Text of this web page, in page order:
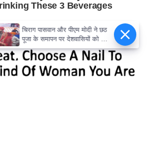
चिराग पासवान और पीएम मोदी ने छठ
पूजा के समापन पर देशवासियों को दी
शुभकामनाएं, छठी मैया से देश की
समृद्धि की कामना की